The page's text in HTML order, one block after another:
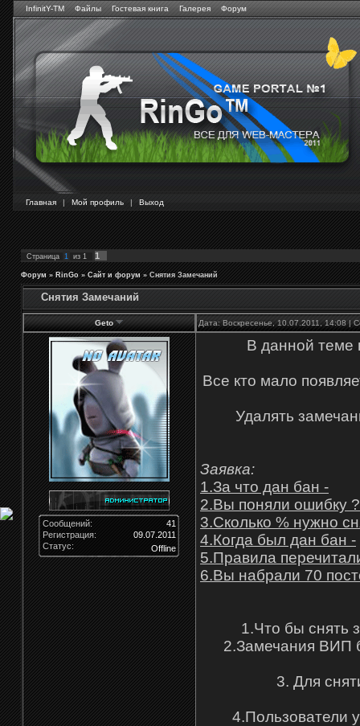
InfinitY-TM Файлы Гостевая книга Галерея Форум
Главная | Мой профиль | Выход
Страница 1 из 1 1
Форум » RinGo » Сайт и форум » Снятия Замечаний
Снятия Замечаний
Geto Дата: Воскресенье, 10.07.2011, 14:08 |
Сообщений:
41
Регистрация:
09.07.2011
Статус:
Offline
В данной теме
Все кто мало
Удалять
Заявка:
1.За что дан бан -
2.Вы поняли ошибку
3.Сколько % нужно
4.Когда был дан бан -
5.Правила
6.Вы набрали 70
1.Что бы снять
2.Замечания ВИП
3. Для
4.Пользователи